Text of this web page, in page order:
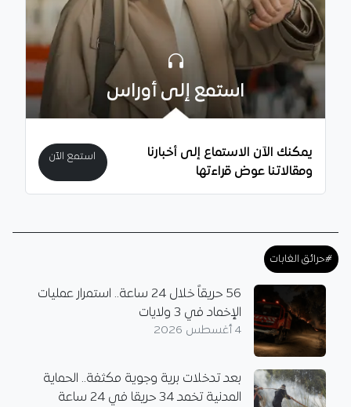
استمع إلى أوراس
يمكنك الآن الاستماع إلى أخبارنا
ومقالاتنا عوض قراءتها
استمع الآن
#حرائق الغابات
56 حريقاً خلال 24 ساعة.. استمرار عمليات
الإخماد في 3 ولايات
4 أغسطس 2026
بعد تدخلات برية وجوية مكثفة.. الحماية
المدنية تخمد 34 حريقا في 24 ساعة